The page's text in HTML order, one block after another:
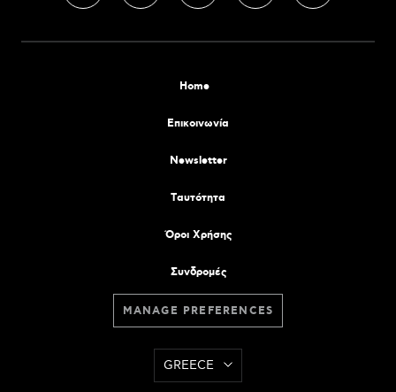
Home
Επικοινωνία
Newsletter
Tαυτότητα
Όροι Χρήσης
Συνδρομές
MANAGE PREFERENCES
GREECE